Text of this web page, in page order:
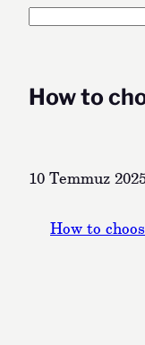
How to
10 Temmuz
How to